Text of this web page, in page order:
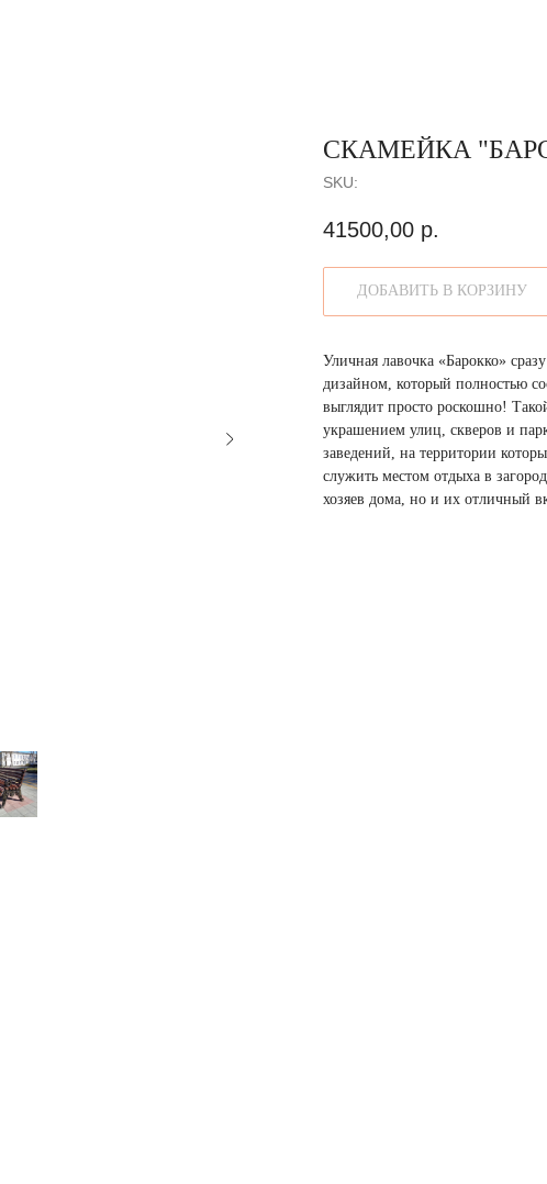
СКАМЕЙКА
SKU:
41500,00 р.
ДОБАВИТЬ В КОРЗИНУ
Уличная лавочка «Барокко»
дизайном, который полностью
выглядит просто роскошно!
украшением улиц, скверов и
заведений, на территории
служить местом отдыха в
хозяев дома, но и их отличный